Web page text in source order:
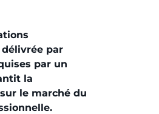
par
par un
la
le marché du